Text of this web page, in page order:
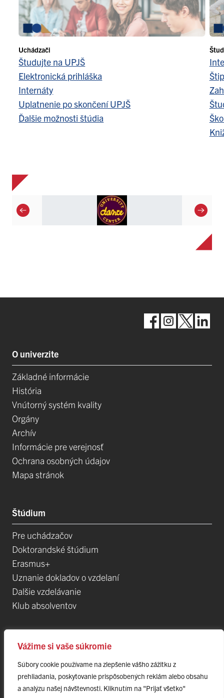
Vážime si vaše súkromie
Súbory cookie používame na zlepšenie vášho zážitku z
prehliadania, poskytovanie prispôsobených reklám alebo obsahu
a analýzu našej návštevnosti. Kliknutím na "Prijať všetko"
Uchádzači
Študujte na UPJŠ
Elektronická prihláška
Internáty
Uplatnenie po skončení UPJŠ
Ďalšie možnosti štúdia
O univerzite
Základné informácie
História
Vnútorný systém kvality
Orgány
Archív
Informácie pre verejnosť
Ochrana osobných údajov
Mapa stránok
Štúdium
Pre uchádzačov
Doktorandské štúdium
Erasmus+
Uznanie dokladov o vzdelaní
Dalšie vzdelávanie
Klub absolventov
Veda
Postdoktorandské pozíce
Projekty
Špičkové tímy